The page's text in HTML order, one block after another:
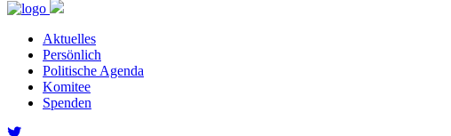
Aktuelles
Persönlich
Politische Agenda
Komitee
Spenden